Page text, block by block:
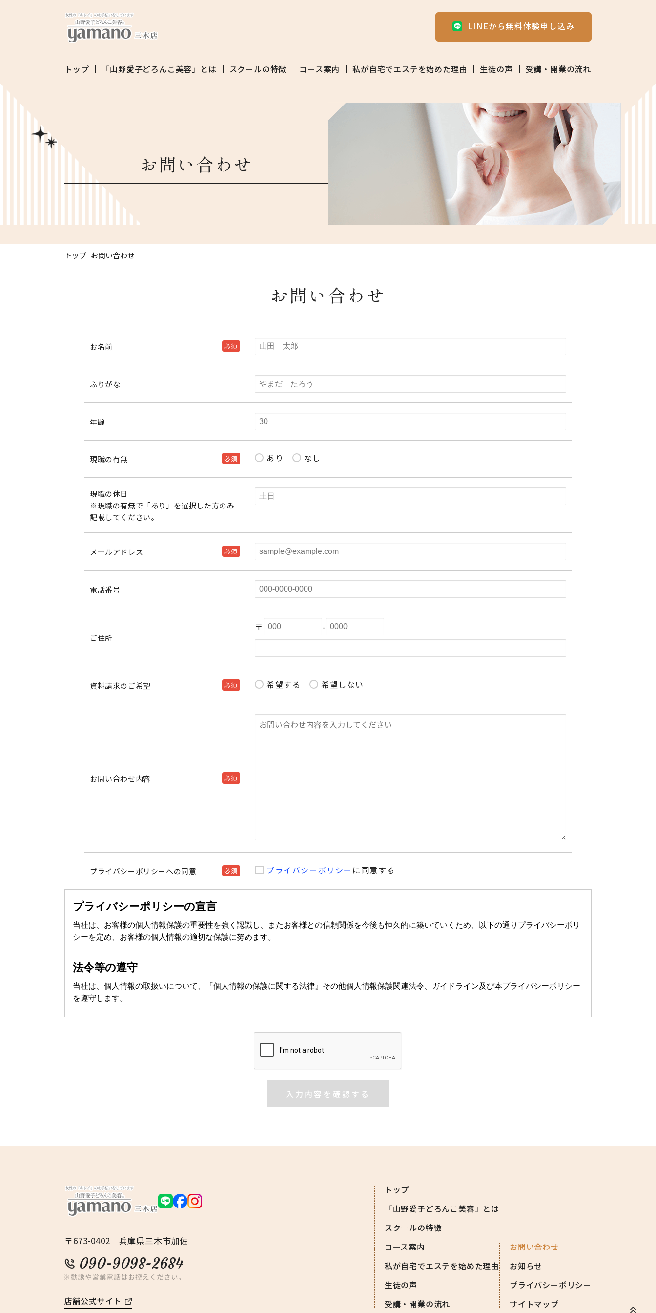
LINEから無料体験申し込み
トップ 「山野愛子どろんこ美容」とは スクールの特徴 コース案内 私が自宅でエステを始めた理由 生徒の声 受講・開業の流れ
お問い合わせ
トップ お問い合わせ
お問い合わせ
お名前 必須
ふりがな
年齢
現職の有無 必須 あり なし
現職の休日
※現職の有無で「あり」を選択した方のみ
記載してください。
メールアドレス 必須
電話番号
ご住所
〒 -
資料請求のご希望 必須 希望する 希望しない
お問い合わせ内容 必須
プライバシーポリシーへの同意 必須 プライバシーポリシー に同意する
〒673-0402 兵庫県三木市加佐
090-9098-2684
トップ
「山野愛子どろんこ美容」とは
スクールの特徴
コース案内
私が自宅でエステを始めた理由
生徒の声
受講・開業の流れ
お問い合わせ
お知らせ
プライバシーポリシー
サイトマップ